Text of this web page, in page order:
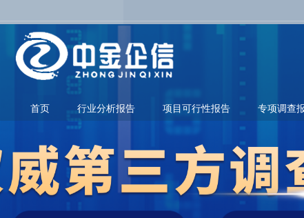
首页 行业分析报告 项目可行性报告 专项调查